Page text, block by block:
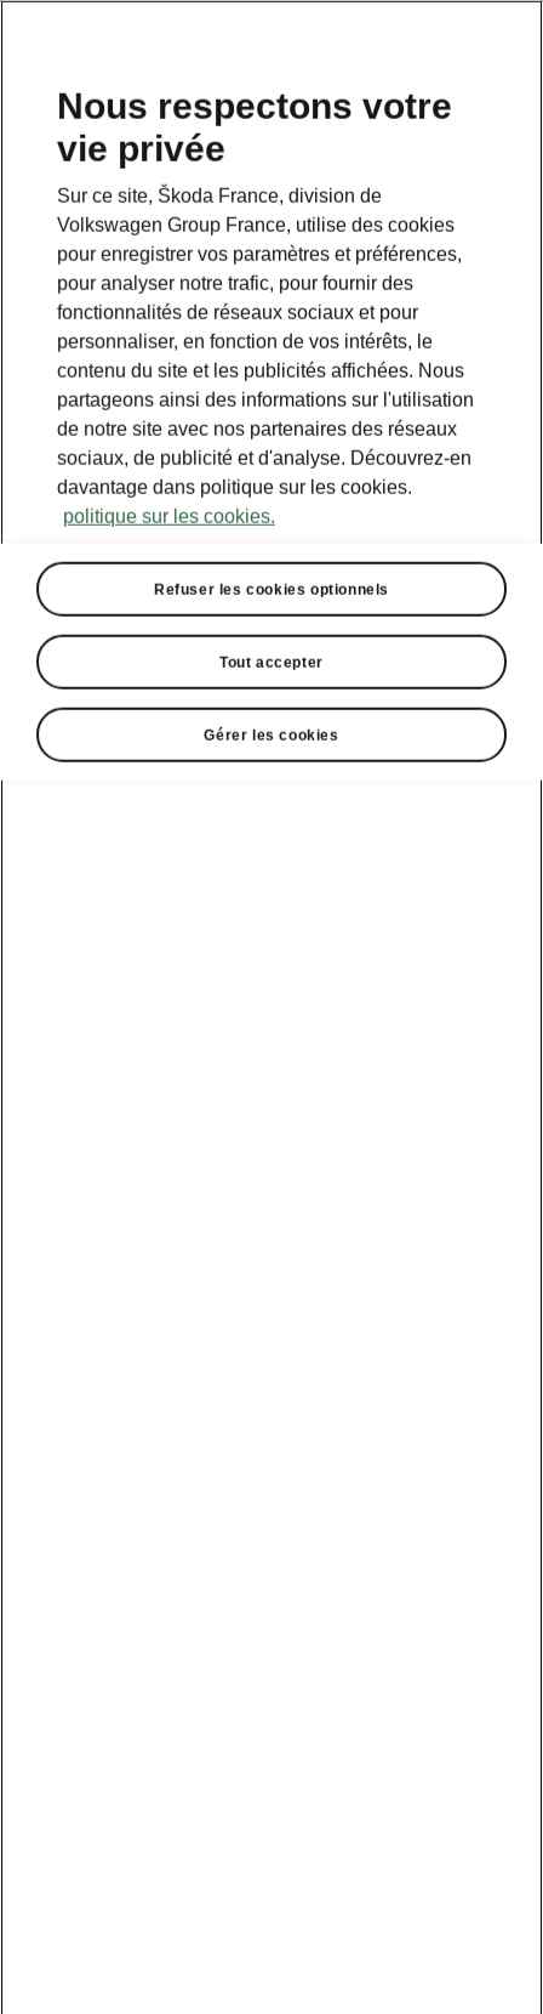
Nous respectons votre
vie privée
Sur ce site, Škoda France, division de
Volkswagen Group France, utilise des cookies
pour enregistrer vos paramètres et préférences,
pour analyser notre trafic, pour fournir des
fonctionnalités de réseaux sociaux et pour
personnaliser, en fonction de vos intérêts, le
contenu du site et les publicités affichées. Nous
partageons ainsi des informations sur l'utilisation
de notre site avec nos partenaires des réseaux
sociaux, de publicité et d'analyse. Découvrez-en
davantage dans politique sur les cookies.
politique sur les cookies.
Refuser les cookies optionnels
Tout accepter
Gérer les cookies